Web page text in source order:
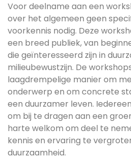
Voor deelname aan een
over het algemeen geen
voorkennis nodig. Deze
een breed publiek, van
die geïnteresseerd zijn in
milieubewustzijn. De
laagdrempelige manier om
onderwerp en om concrete
een duurzamer leven.
om bij te dragen aan een
harte welkom om deel te
kennis en ervaring te
duurzaamheid.